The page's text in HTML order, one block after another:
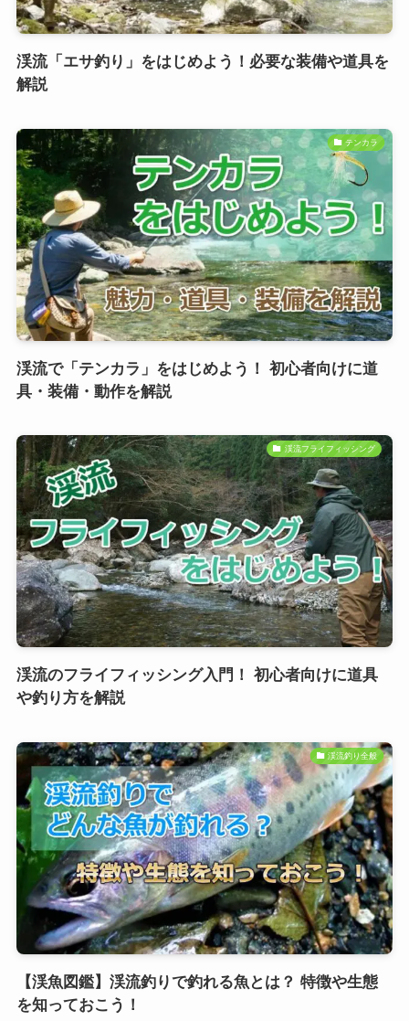
渓流「エサ釣り」をはじめよう！必要な装備や道具を
解説
テンカラ
渓流で「テンカラ」をはじめよう！ 初心者向けに道
具・装備・動作を解説
渓流フライフィッシング
渓流のフライフィッシング入門！ 初心者向けに道具
や釣り方を解説
渓流釣り全般
【渓魚図鑑】渓流釣りで釣れる魚とは？ 特徴や生態
を知っておこう！